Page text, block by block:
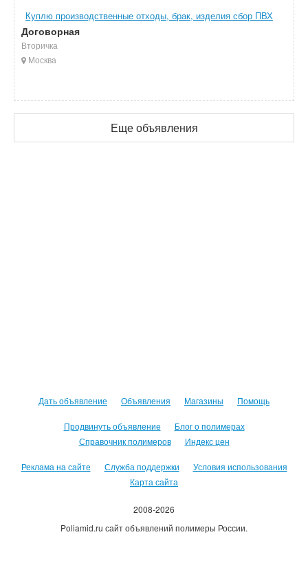
Куплю производственные отходы, брак, изделия сбор ПВХ
Договорная
Вторичка
Москва
Еще объявления
Дать объявление Объявления Магазины Помощь
Продвинуть объявление
Блог о полимерах
Справочник полимеров
Индекс цен
Реклама на сайте Служба поддержки
Условия использования
Карта сайта
2008-2026
Poliamid.ru сайт объявлений полимеры России.